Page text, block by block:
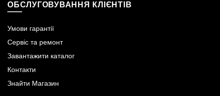
ОБСЛУГОВУВАННЯ КЛІЄНТІВ
Умови гарантії
Сервіс та ремонт
Завантажити каталог
Контакти
Знайти Магазин